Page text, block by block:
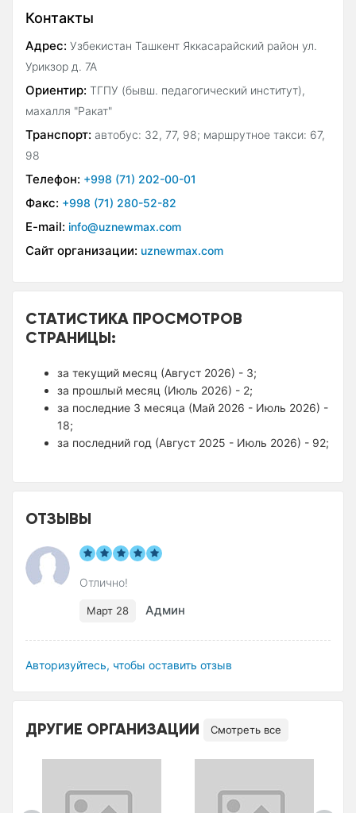
Контакты
Адрес: Узбекистан Ташкент Яккасарайский район ул.
Урикзор д. 7А
Ориентир: ТГПУ (бывш. педагогический институт),
махалля "Ракат"
Транспорт: автобус: 32, 77, 98; маршрутное такси: 67,
98
Телефон: +998 (71) 202-00-01
Факс: +998 (71) 280-52-82
E-mail: info@uznewmax.com
Сайт организации: uznewmax.com
СТАТИСТИКА ПРОСМОТРОВ
СТРАНИЦЫ:
за текущий месяц (Август 2026) - 3;
за прошлый месяц (Июль 2026) - 2;
за последние 3 месяца (Май 2026 - Июль 2026) -
18;
за последний год (Август 2025 - Июль 2026) - 92;
ОТЗЫВЫ
Отлично!
Март 28 Админ
Авторизуйтесь, чтобы оставить отзыв
ДРУГИЕ ОРГАНИЗАЦИИ Смотреть все